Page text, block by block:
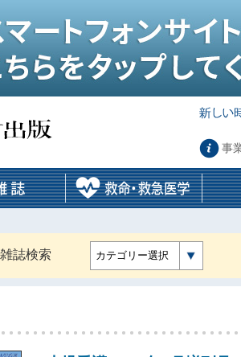
事
誌検索 カテゴリー選択